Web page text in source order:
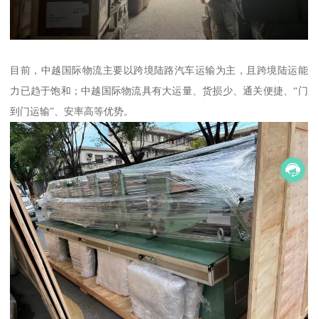
目前，中越国际物流主要以跨境陆路汽车运输为主，且跨境陆运能
力已趋于饱和；中越国际物流具有大运量、货损少、通关便捷、“门
到门运输”、安率高等优势。